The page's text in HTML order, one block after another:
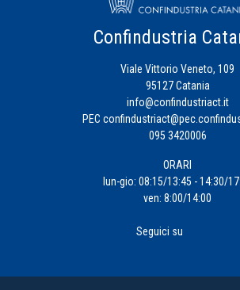
Confindustria
Viale Vittorio Veneto, 109
95127 Catania
info@confindustriact.it
PEC
095 3420006
ORARI
lun-gio: 08:15/13:45 - 14:30/
ven: 8:00/14:00
Seguici su